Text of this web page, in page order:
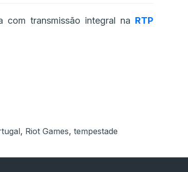
transmissão integral na RTP
, Riot Games, tempestade